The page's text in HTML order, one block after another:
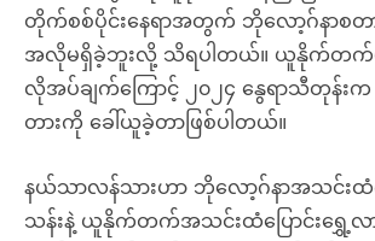
တိုက်စစ်ပိုင်းနေရာအတွက် ဘိုလော့ဂ်နာစတ
အလိုမရှိခဲ့ဘူးလို့ သိရပါတယ်။ ယူနိုက်တက်
လိုအပ်ချက်ကြောင့် ၂၀၂၄ နွေရာသီတုန်း
တားကို ခေါ်ယူခဲ့တာဖြစ်ပါတယ်။
နယ်သာလန်သားဟာ ဘိုလော့ဂ်နာအသင်းထံ
သန်းနဲ့ ယူနိုက်တက်အသင်းထံပြောင်းရွှေ့လာ